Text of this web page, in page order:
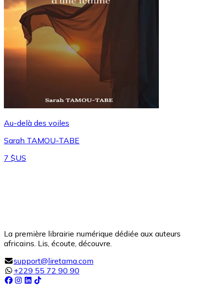
Au-delà des voiles
Sarah TAMOU-TABE
7 $US
La première librairie numérique dédiée aux auteurs
africains. Lis, écoute, découvre.
support@liretama.com
+229 55 72 90 90